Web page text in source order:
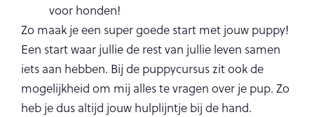
voor honden!
Zo maak je een super goede start met jouw puppy!
Een start waar jullie de rest van jullie leven samen
iets aan hebben. Bij de puppycursus zit ook de
mogelijkheid om mij alles te vragen over je pup. Zo
heb je dus altijd jouw hulplijntje bij de hand.